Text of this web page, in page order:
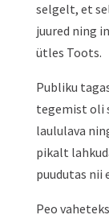
selgelt, et
juured ning
ütles Toots.
Publiku
tegemist oli
laululava
pikalt
puudutas nii
Peo